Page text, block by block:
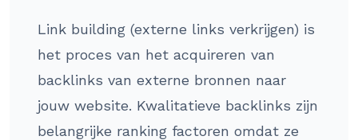
Link building (externe links verkrijgen) is
het proces van het acquireren van
backlinks van externe bronnen naar
jouw website. Kwalitatieve backlinks zijn
belangrijke ranking factoren omdat ze